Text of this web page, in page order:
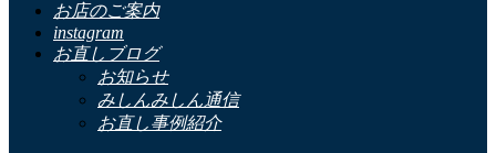
お店のご案内
instagram
お直しブログ
お知らせ
みしんみしん通信
お直し事例紹介